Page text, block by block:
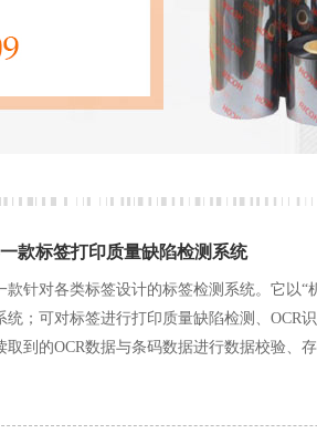
款标签打印质量缺陷检测系统
款针对各类标签设计的标签检测系统。它以“
统；可对标签进行打印质量缺陷检测、OCR
到的OCR数据与条码数据进行数据校验、